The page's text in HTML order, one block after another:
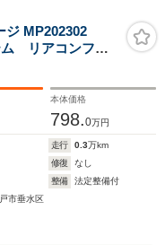
ジ MP202302
ム リアコンフォ
ッケージ AMG
本体価格
798.0万円
走行 0.3万km
修復
なし
整備
法定整備付
市垂水区